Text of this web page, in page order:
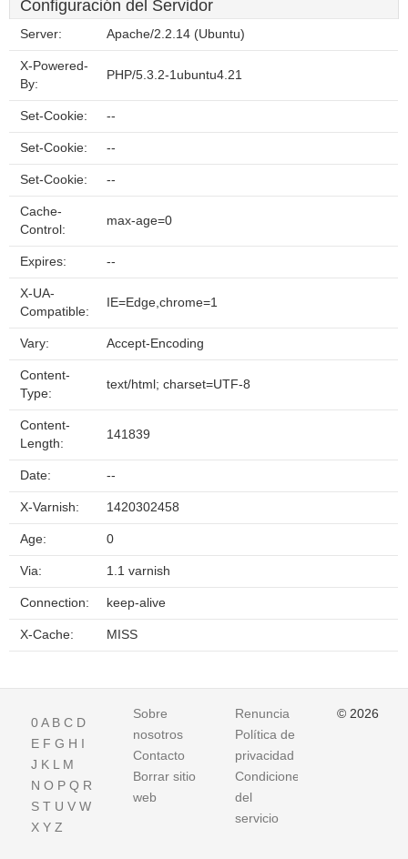
Configuración del Servidor
Server: Apache/2.2.14 (Ubuntu)
X-Powered-
By:
PHP/5.3.2-1ubuntu4.21
Set-Cookie: --
Set-Cookie: --
Set-Cookie: --
Cache-
Control:
max-age=0
Expires: --
X-UA-
Compatible:
IE=Edge,chrome=1
Vary: Accept-Encoding
Content-
Type:
text/html; charset=UTF-8
Content-
Length:
141839
Date: --
X-Varnish: 1420302458
Age: 0
Via: 1.1 varnish
Connection: keep-alive
X-Cache: MISS
0A B C D
E F G H I
J K L M
N O P Q R
S T U V W
X Y Z
Sobre
nosotros
Contacto
Borrar sitio
web
Renuncia
Política de
privacidad
Condiciones
del
servicio
© 2026